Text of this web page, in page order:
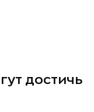
достичь